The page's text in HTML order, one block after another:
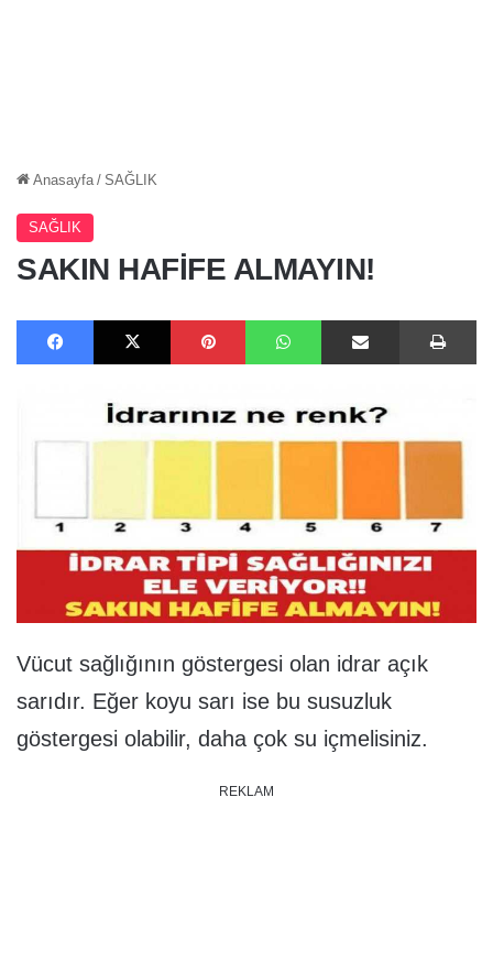
Anasayfa / SAĞLIK
SAĞLIK
SAKIN HAFİFE ALMAYIN!
Facebook X Pinterest WhatsApp E-Posta ile paylaş
Vücut sağlığının göstergesi olan idrar açık
sarıdır. Eğer koyu sarı ise bu susuzluk
göstergesi olabilir, daha çok su içmelisiniz.
REKLAM